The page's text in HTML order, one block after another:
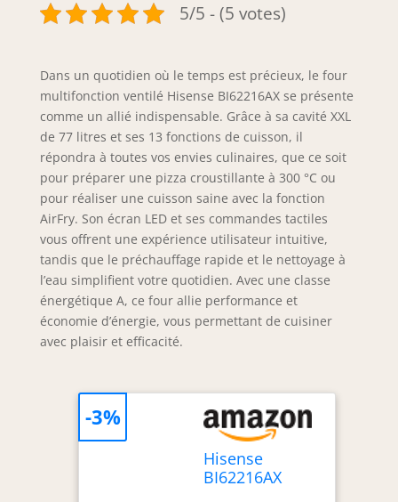
5/5 - (5 votes)
Dans un quotidien où le temps est précieux, le four
multifonction ventilé Hisense BI62216AX se présente
comme un allié indispensable. Grâce à sa cavité XXL
de 77 litres et ses 13 fonctions de cuisson, il
répondra à toutes vos envies culinaires, que ce soit
pour préparer une pizza croustillante à 300 °C ou
pour réaliser une cuisson saine avec la fonction
AirFry. Son écran LED et ses commandes tactiles
vous offrent une expérience utilisateur intuitive,
tandis que le préchauffage rapide et le nettoyage à
l’eau simplifient votre quotidien. Avec une classe
énergétique A, ce four allie performance et
économie d’énergie, vous permettant de cuisiner
avec plaisir et efficacité.
Hisense
BI62216AX
-3%